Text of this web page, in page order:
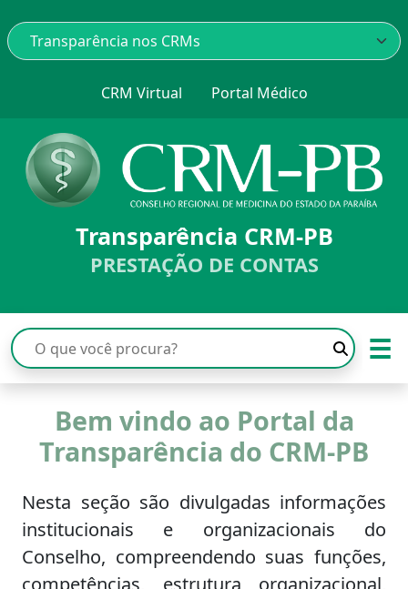
CRM Virtual Portal Médico
Transparência CRM-PB
PRESTAÇÃO DE CONTAS
☰
Bem vindo ao Portal da
Transparência do CRM-PB
Nesta seção são divulgadas informações
institucionais e organizacionais do
Conselho, compreendendo suas funções,
competências, estrutura organizacional,